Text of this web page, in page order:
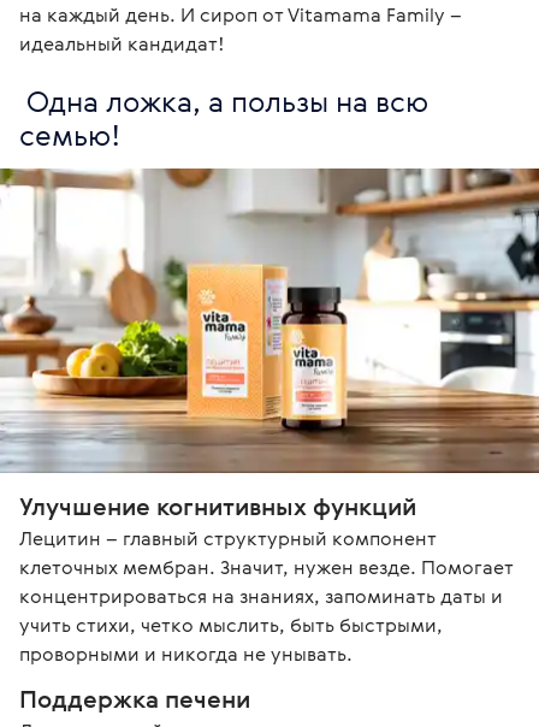
на каждый день. И сироп от Vitamama Family –
идеальный кандидат!
семью!
Улучшение когнитивных функций
Лецитин – главный структурный компонент
клеточных мембран. Значит, нужен везде. Помогает
концентрироваться на знаниях, запоминать даты и
учить стихи, четко мыслить, быть быстрыми,
проворными и никогда не унывать.
Поддержка печени